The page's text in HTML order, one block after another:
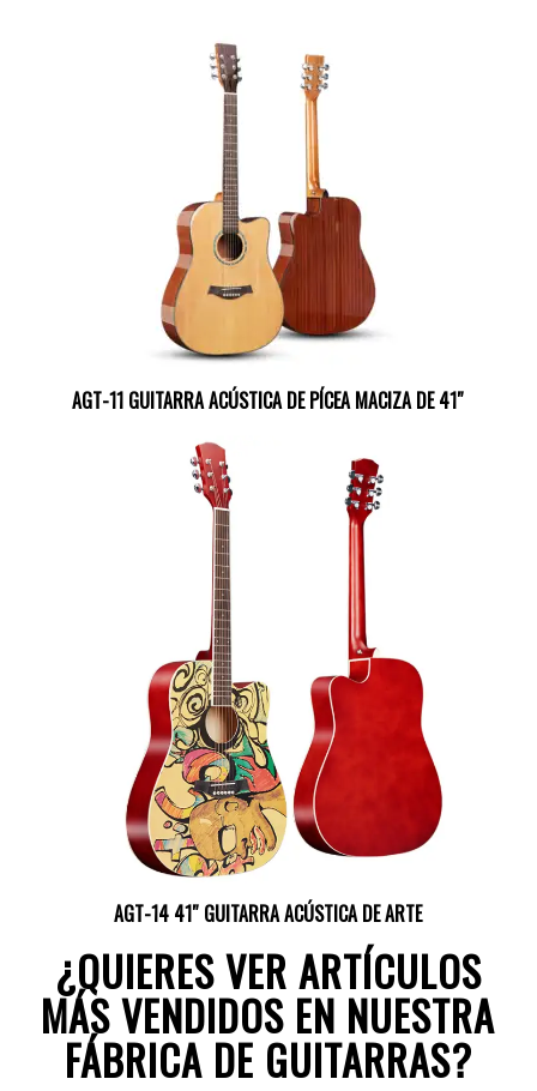
AGT-11 GUITARRA ACÚSTICA DE PÍCEA MACIZA DE 41″
AGT-14 41″ GUITARRA ACÚSTICA DE ARTE
¿QUIERES VER ARTÍCULOS
MÁS VENDIDOS EN NUESTRA
FÁBRICA DE GUITARRAS?